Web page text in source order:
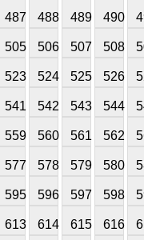
487 488 489 490
505 506 507 508
523 524 525 526
541 542 543 544
559 560 561 562
577 578 579 580
595 596 597 598
613 614 615 616